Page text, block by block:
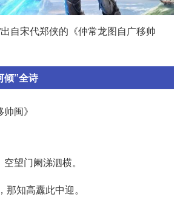
自宋代郑侠的《仲常龙图自广移帅
倾”全诗
闽》
望门阑涕泗横。
那知高纛此中迎。